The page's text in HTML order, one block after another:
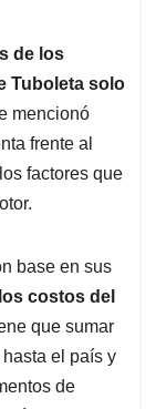
de los
Tuboleta solo
mencionó
frente al
factores que
base en sus
costos del
que sumar
el país y
de